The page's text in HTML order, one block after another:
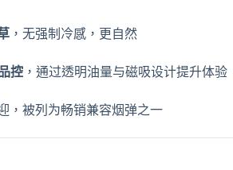
，无强制冷感，更自然
控 ，通过透明油量与磁吸设计提升体验
，被列为畅销兼容烟弹之一